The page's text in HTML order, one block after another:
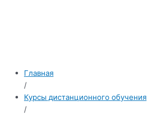
Главная
/
Курсы дистанционного обучения
/